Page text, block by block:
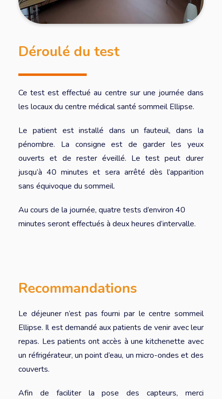
Déroulé du test
Ce test est effectué au centre sur une journée dans
les locaux du centre médical santé sommeil Ellipse.
Le patient est installé dans un fauteuil, dans la
pénombre. La consigne est de garder les yeux
ouverts et de rester éveillé. Le test peut durer
jusqu’à 40 minutes et sera arrêté dès l’apparition
sans équivoque du sommeil.
Au cours de la journée, quatre tests d’environ 40
minutes seront effectués à deux heures d’intervalle.
Recommandations
Le déjeuner n’est pas fourni par le centre sommeil
Ellipse. Il est demandé aux patients de venir avec leur
repas. Les patients ont accès à une kitchenette avec
un réfrigérateur, un point d’eau, un micro-ondes et des
couverts.
Afin de faciliter la pose des capteurs, merci